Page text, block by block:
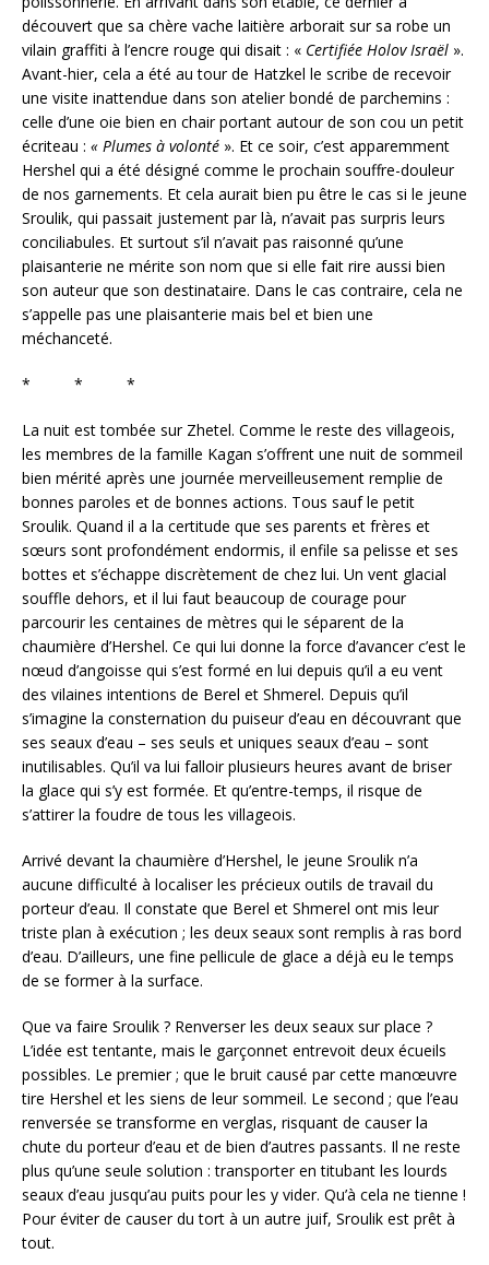
découvert que sa chère vache laitière arborait sur sa robe un
vilain graffiti à l’encre rouge qui disait : « Certifiée Holov Israël ».
Avant-hier, cela a été au tour de Hatzkel le scribe de recevoir
une visite inattendue dans son atelier bondé de parchemins :
celle d’une oie bien en chair portant autour de son cou un petit
écriteau : « Plumes à volonté ». Et ce soir, c’est apparemment
Hershel qui a été désigné comme le prochain souffre-douleur
de nos garnements. Et cela aurait bien pu être le cas si le jeune
Sroulik, qui passait justement par là, n’avait pas surpris leurs
conciliabules. Et surtout s’il n’avait pas raisonné qu’une
plaisanterie ne mérite son nom que si elle fait rire aussi bien
son auteur que son destinataire. Dans le cas contraire, cela ne
s’appelle pas une plaisanterie mais bel et bien une
méchanceté.
* * *
La nuit est tombée sur Zhetel. Comme le reste des villageois,
les membres de la famille Kagan s’offrent une nuit de sommeil
bien mérité après une journée merveilleusement remplie de
bonnes paroles et de bonnes actions. Tous sauf le petit
Sroulik. Quand il a la certitude que ses parents et frères et
sœurs sont profondément endormis, il enfile sa pelisse et ses
bottes et s’échappe discrètement de chez lui. Un vent glacial
souffle dehors, et il lui faut beaucoup de courage pour
parcourir les centaines de mètres qui le séparent de la
chaumière d’Hershel. Ce qui lui donne la force d’avancer c’est le
nœud d’angoisse qui s’est formé en lui depuis qu’il a eu vent
des vilaines intentions de Berel et Shmerel. Depuis qu’il
s’imagine la consternation du puiseur d’eau en découvrant que
ses seaux d’eau – ses seuls et uniques seaux d’eau – sont
inutilisables. Qu’il va lui falloir plusieurs heures avant de briser
la glace qui s’y est formée. Et qu’entre-temps, il risque de
s’attirer la foudre de tous les villageois.
Arrivé devant la chaumière d’Hershel, le jeune Sroulik n’a
aucune difficulté à localiser les précieux outils de travail du
porteur d’eau. Il constate que Berel et Shmerel ont mis leur
triste plan à exécution ; les deux seaux sont remplis à ras bord
d’eau. D’ailleurs, une fine pellicule de glace a déjà eu le temps
de se former à la surface.
Que va faire Sroulik ? Renverser les deux seaux sur place ?
L’idée est tentante, mais le garçonnet entrevoit deux écueils
possibles. Le premier ; que le bruit causé par cette manœuvre
tire Hershel et les siens de leur sommeil. Le second ; que l’eau
renversée se transforme en verglas, risquant de causer la
chute du porteur d’eau et de bien d’autres passants. Il ne reste
plus qu’une seule solution : transporter en titubant les lourds
seaux d’eau jusqu’au puits pour les y vider. Qu’à cela ne tienne !
Pour éviter de causer du tort à un autre juif, Sroulik est prêt à
tout.